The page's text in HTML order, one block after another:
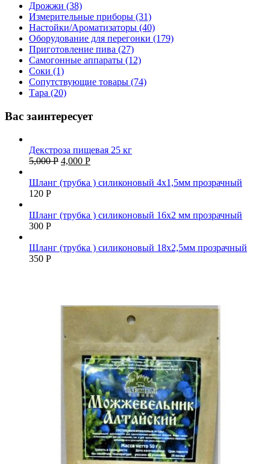
Дрожжи (38)
Измерительные приборы (31)
Настойки/Ароматизаторы (40)
Оборудование для перегонки (179)
Приготовление пива (27)
Самогонные аппараты (12)
Соки (1)
Сопутствующие товары (74)
Тара (20)
Вас заинтересует
Декстроза пищевая 25 кг
5,000Р 4,000 Р
Шланг (трубка ) силиконовый 4х1,5мм прозрачный
120 Р
Шланг (трубка ) силиконовый 16х2 мм прозрачный
300 Р
Шланг (трубка ) силиконовый 18х2,5мм прозрачный
350 Р